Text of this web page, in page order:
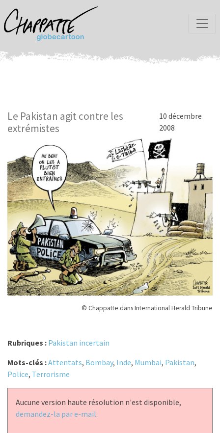
Le Pakistan agit contre les
extrémistes
10 décembre
2008
© Chappatte dans International Herald Tribune
Rubriques : Pakistan incertain
Mots-clés :Attentats, Bombay, Inde, Mumbai, Pakistan,
Police, Terrorisme
Aucune version haute résolution n'est disponible,
demandez-la par e-mail.